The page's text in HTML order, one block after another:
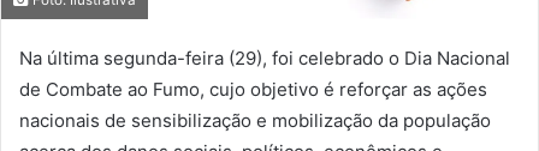
Na última segunda-feira (29), foi celebrado o Dia Nacional
de Combate ao Fumo, cujo objetivo é reforçar as ações
nacionais de sensibilização e mobilização da população